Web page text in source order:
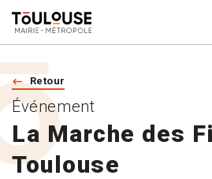
Retour
La Marche des
Toulouse
Événement